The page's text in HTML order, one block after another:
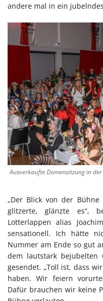
andere mal in ein
Ausverkaufte Damensitzung in
„Der Blick von der
glitzerte, glänzte es“,
Lotterlappen alias
sensationell. Ich hätte
Nummer am Ende so gut
dem lautstark bejubelten
gesendet. „Toll ist, dass
haben. Wir feiern
Dafür brauchen wir keine